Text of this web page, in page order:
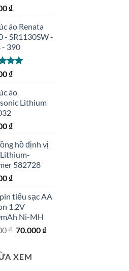
₫
áo Renata
- SR1130SW -
- 390
₫
áo
Lithium
₫
hồ định vị
582728
₫
tiểu sạc AA
1.2V
Ni-MH
₫ Giá
80.000 ₫.
70.000 ₫Giá
XEM